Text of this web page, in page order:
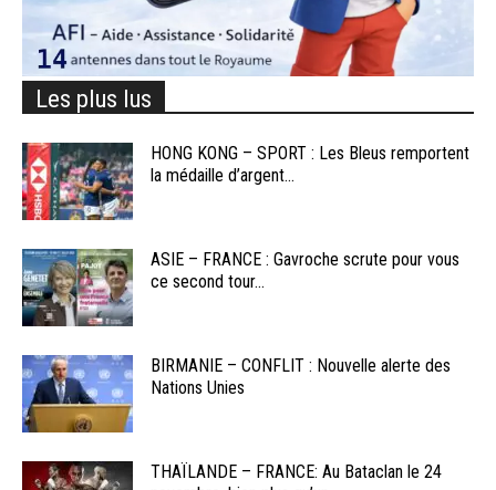
Les plus lus
HONG KONG – SPORT : Les Bleus remportent
la médaille d’argent...
ASIE – FRANCE : Gavroche scrute pour vous
ce second tour...
BIRMANIE – CONFLIT : Nouvelle alerte des
Nations Unies
THAÏLANDE – FRANCE: Au Bataclan le 24